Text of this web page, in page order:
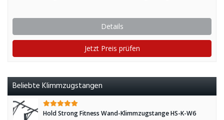
Details
Jetzt Preis prüfen
Beliebte Klimmzugstangen
Hold Strong Fitness Wand-Klimmzugstange HS-K-W6